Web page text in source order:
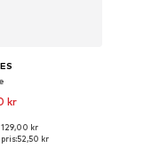
kr
55-60
kr
52,50 kr